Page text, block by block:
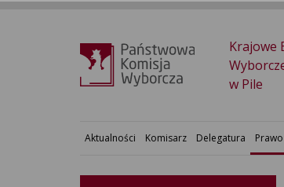
Krajowe
w Pile
Aktualności Komisarz Delegatura